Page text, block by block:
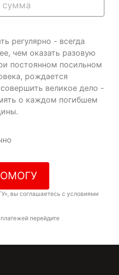
регулярно - всегда
чем оказать разовую
постоянном посильном
рождается
великое дело -
о каждом погибшем
вы соглашаетесь с условиями
перейдите